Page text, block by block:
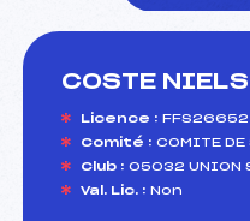
COSTE NIELS
Licence :
Comité : COMITE DE
Club : 05032 UNION
Val. Lic. : Non